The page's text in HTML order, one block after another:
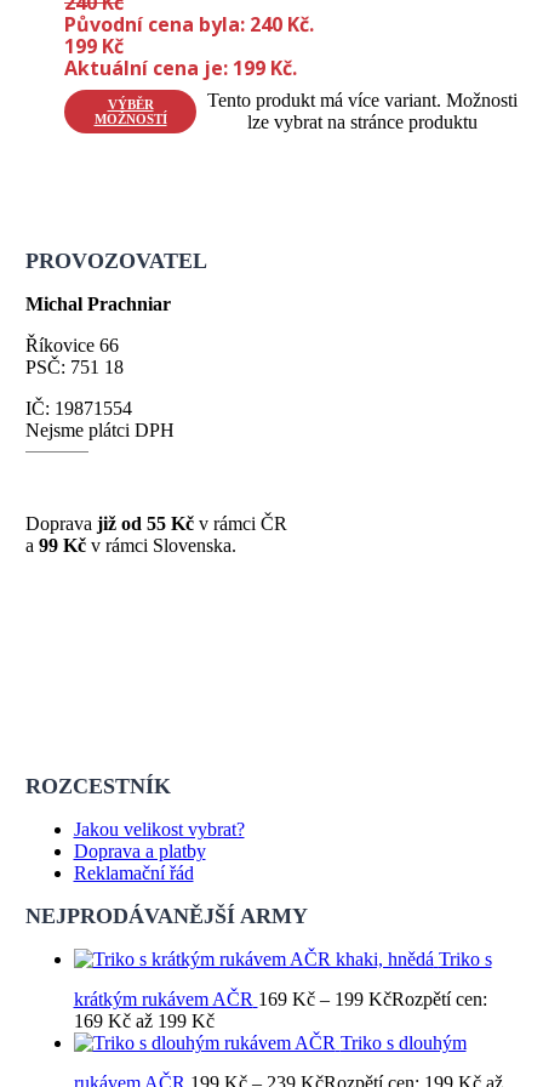
Původní cena byla: 240 Kč.
199 Kč
Aktuální cena je: 199 Kč.
VÝBĚR
MOŽNOSTÍ
Tento produkt má více variant. Možnosti
lze vybrat na stránce produktu
PROVOZOVATEL
Michal Prachniar
Říkovice 66
PSČ: 751 18
IČ: 19871554
Nejsme plátci DPH
Doprava již od 55 Kčv rámci ČR
a 99 Kčv rámci Slovenska.
ROZCESTNÍK
Jakou velikost vybrat?
Doprava a platby
Reklamační řád
NEJPRODÁVANĚJŠÍ ARMY
Triko s
krátkým rukávem AČR 169 Kč – 199 KčRozpětí cen:
169 Kč až 199 Kč
Triko s dlouhým